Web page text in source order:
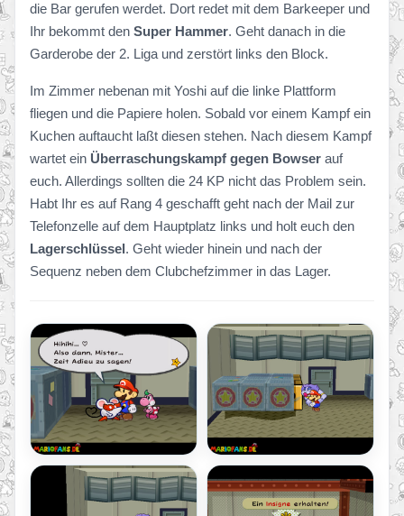
die Bar gerufen werdet. Dort redet mit dem Barkeeper und
Ihr bekommt den Super Hammer. Geht danach in die
Garderobe der 2. Liga und zerstört links den Block.
Im Zimmer nebenan mit Yoshi auf die linke Plattform
fliegen und die Papiere holen. Sobald vor einem Kampf ein
Kuchen auftaucht laßt diesen stehen. Nach diesem Kampf
wartet ein Überraschungskampf gegen Bowser auf
euch. Allerdings sollten die 24 KP nicht das Problem sein.
Habt Ihr es auf Rang 4 geschafft geht nach der Mail zur
Telefonzelle auf dem Hauptplatz links und holt euch den
Lagerschlüssel. Geht wieder hinein und nach der
Sequenz neben dem Clubchefzimmer in das Lager.